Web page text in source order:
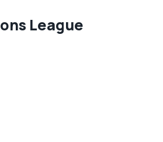
League